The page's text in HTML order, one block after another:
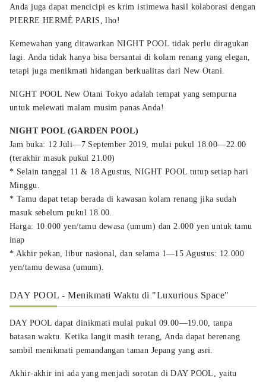
Anda juga dapat mencicipi es krim istimewa hasil kolaborasi dengan
PIERRE HERMÉ PARIS, lho!
Kemewahan yang ditawarkan NIGHT POOL tidak perlu diragukan
lagi. Anda tidak hanya bisa bersantai di kolam renang yang elegan,
tetapi juga menikmati hidangan berkualitas dari New Otani.
NIGHT POOL New Otani Tokyo adalah tempat yang sempurna
untuk melewati malam musim panas Anda!
NIGHT POOL (GARDEN POOL)
Jam buka: 12 Juli—7 September 2019, mulai pukul 18.00—22.00
(terakhir masuk pukul 21.00)
* Selain tanggal 11 & 18 Agustus, NIGHT POOL tutup setiap hari
Minggu.
* Tamu dapat tetap berada di kawasan kolam renang jika sudah
masuk sebelum pukul 18.00.
Harga: 10.000 yen/tamu dewasa (umum) dan 2.000 yen untuk tamu
inap
* Akhir pekan, libur nasional, dan selama 1—15 Agustus: 12.000
yen/tamu dewasa (umum).
DAY POOL - Menikmati Waktu di "Luxurious Space"
DAY POOL dapat dinikmati mulai pukul 09.00—19.00, tanpa
batasan waktu. Ketika langit masih terang, Anda dapat berenang
sambil menikmati pemandangan taman Jepang yang asri.
Akhir-akhir ini ada yang menjadi sorotan di DAY POOL, yaitu